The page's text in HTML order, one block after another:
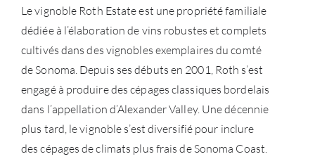
Le vignoble Roth Estate est une propriété familiale
dédiée à l’élaboration de vins robustes et complets
cultivés dans des vignobles exemplaires du comté
de Sonoma. Depuis ses débuts en 2001, Roth s’est
engagé à produire des cépages classiques bordelais
dans l’appellation d’Alexander Valley. Une décennie
plus tard, le vignoble s’est diversifié pour inclure
des cépages de climats plus frais de Sonoma Coast.